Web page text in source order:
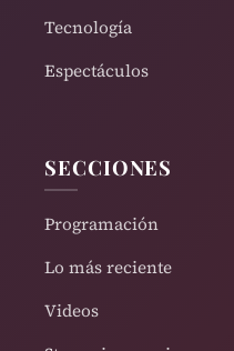
Tecnología
Espectáculos
SECCIONES
Programación
Lo más reciente
Videos